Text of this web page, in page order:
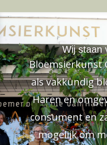
Wij staan
Bloemsierkunst
als vakkundig
Haren en
consument en
mogelijk om